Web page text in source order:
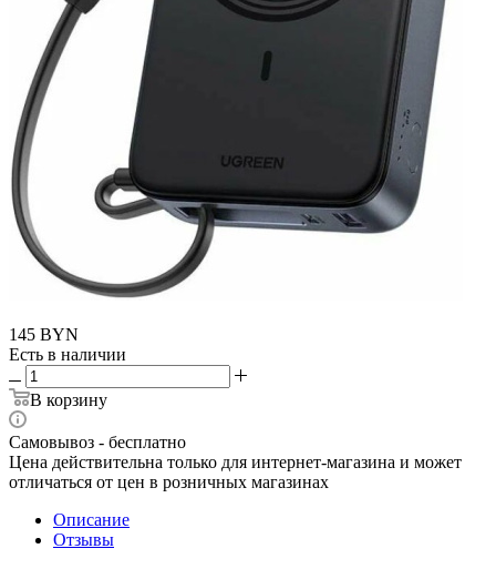
145 BYN
Есть в наличии
В корзину
Самовывоз - бесплатно
Цена действительна только для интернет-магазина и может
отличаться от цен в розничных магазинах
Описание
Отзывы